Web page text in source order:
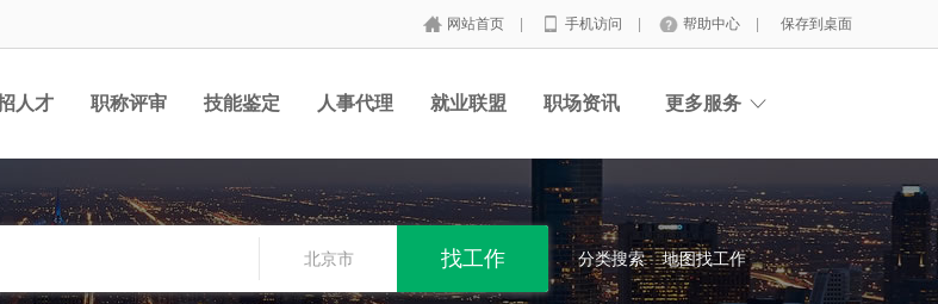
网站首页 手机访问 帮助中心 保存到桌面
人才 职称评审 技能鉴定 人事代理 就业联盟 职场资讯 更多服务
北京市 分类搜索 地图找工作